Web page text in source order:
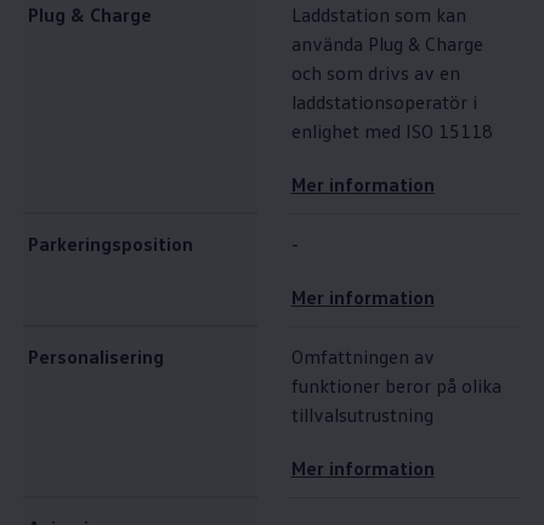
Plug & Charge
Laddstation som kan
använda Plug & Charge
och som drivs av en
laddstationsoperatör i
enlighet med ISO 15118
Mer information
Parkeringsposition -
Mer information
Personalisering
Omfattningen av
funktioner beror på olika
tillvalsutrustning
Mer information